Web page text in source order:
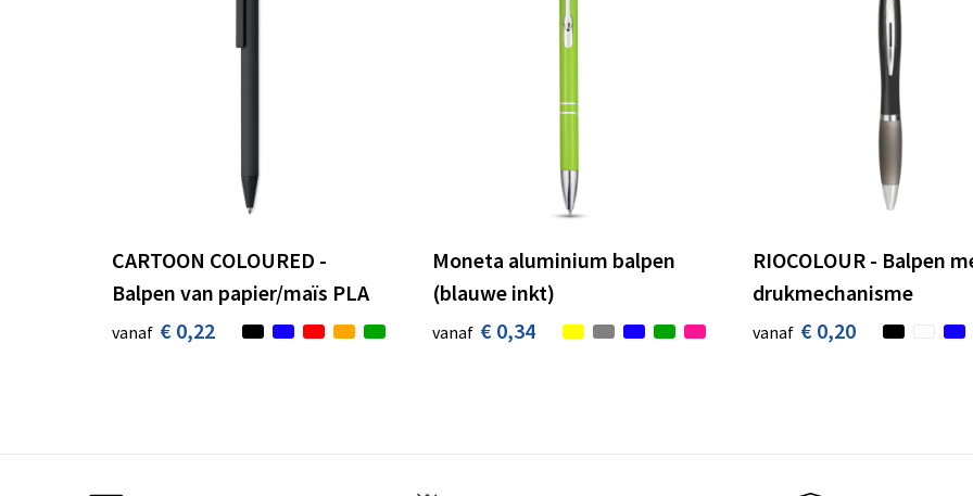
CARTOON COLOURED -
Balpen van papier/maïs PLA
vanaf € 0,22
Moneta aluminium balpen
(blauwe inkt)
vanaf € 0,34
RIOCOLOUR - Balpen
drukmechanisme
vanaf € 0,20